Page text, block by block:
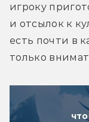
игроку
и отсылок к
есть почти в
только